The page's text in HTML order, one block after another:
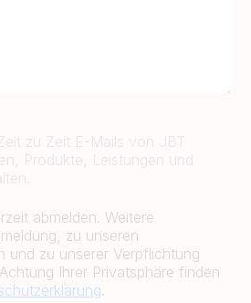
zu Zeit E-Mails von JBT
Produkte, Leistungen und
abmelden. Weitere
zu unseren
und zu unserer Verpflichtung
Ihrer Privatsphäre finden
.